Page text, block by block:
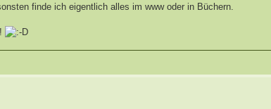
finde ich eigentlich alles im www oder in Büchern.